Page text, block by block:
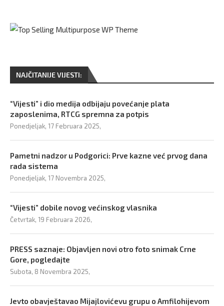
NAJČITANIJE VIJESTI:
“Vijesti” i dio medija odbijaju povećanje plata
zaposlenima, RTCG spremna za potpis
Ponedjeljak, 17 Februara 2025,
Pametni nadzor u Podgorici: Prve kazne već prvog dana
rada sistema
Ponedjeljak, 17 Novembra 2025,
“Vijesti” dobile novog većinskog vlasnika
Četvrtak, 19 Februara 2026,
PRESS saznaje: Objavljen novi otro foto snimak Crne
Gore, pogledajte
Subota, 8 Novembra 2025,
Jevto obavještavao Mijajlovićevu grupu o Amfilohijevom